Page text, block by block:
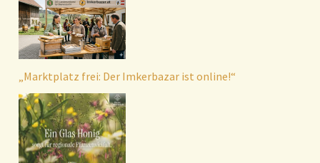
„Marktplatz frei: Der Imkerbazar ist online!“